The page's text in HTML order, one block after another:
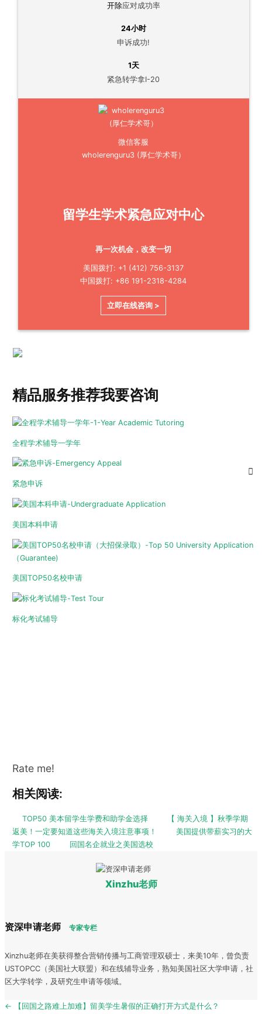
开除应对成功率
24小时
申诉成功!
1天
紧急转学拿I-20
微信客服
wholerenguru3 (厚仁学术哥）
留学生学术紧急应对中心
再一次机会，改变一切
美国拨打: +1 (412) 756-3137
中国拨打: +86 191-2318-4284
立即在线咨询 >
精品服务推荐我要咨询
全程学术辅导一学年
紧急申诉
美国本科申请
美国TOP50名校申请
标化考试辅导
Rate me!
相关阅读:
TOP50 美本留学生学费和助学金选择
【 海关入境 】秋季学期
返美！一定要知道这些海关入境注意事项！
美国提供带薪实习的大
学TOP 100
回国名企就业之美国选校
Xinzhu老师
资深申请老师 专家专栏
Xinzhu老师在美获得整合营销传播与工商管理双硕士，来美10年，曾负责
USTOPCC（美国社大联盟）和在线辅导业务，熟知美国社区大学申请，社
区大学转学，及研究生申请等领域。
Post
← 【回国之路难上加难】留美学生暑假的正确打开方式是什么？